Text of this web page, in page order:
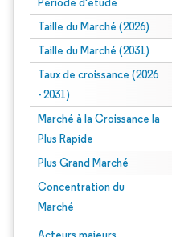
Taille du Marché (2026)
Taille du Marché (2031)
Taux de croissance (2026
- 2031)
Marché à la Croissance la
Plus Rapide
Plus Grand Marché
Concentration du
Marché
Image © Mordor Intelligence.